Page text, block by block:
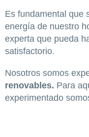
Es fundamental que
energía de nuestro
experta que pueda
satisfactorio.
Nosotros somos
renovables. Para
experimentado